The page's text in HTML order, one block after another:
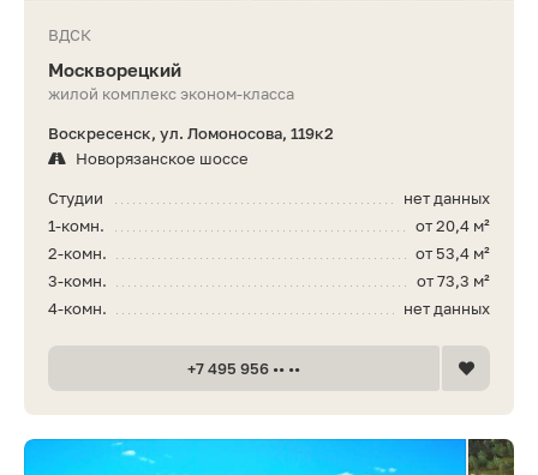
ВДСК
Москворецкий
жилой комплекс эконом-класса
Воскресенск, ул. Ломоносова, 119к2
Новорязанское шоссе
нет данных
Студии
от 20,4 м²
1-комн.
от 53,4 м²
2-комн.
от 73,3 м²
3-комн.
нет данных
4-комн.
+7 495 956 •• ••